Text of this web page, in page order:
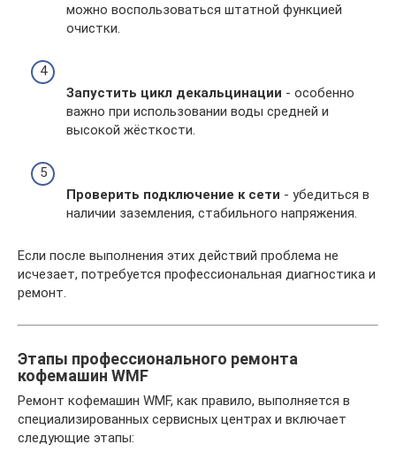
можно воспользоваться штатной функцией
очистки.
Запустить цикл декальцинации - особенно
важно при использовании воды средней и
высокой жёсткости.
Проверить подключение к сети - убедиться в
наличии заземления, стабильного напряжения.
Если после выполнения этих действий проблема не
исчезает, потребуется профессиональная диагностика и
ремонт.
Этапы профессионального ремонта
кофемашин WMF
Ремонт кофемашин WMF, как правило, выполняется в
специализированных сервисных центрах и включает
следующие этапы: